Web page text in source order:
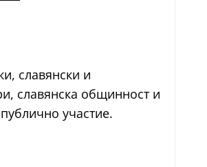
славянски и
славянска общинност и
участие.